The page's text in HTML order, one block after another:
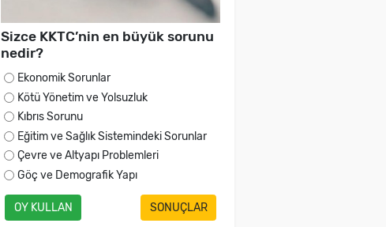
Sizce KKTC’nin en büyük sorunu
nedir?
Ekonomik Sorunlar
Kötü Yönetim ve Yolsuzluk
Kıbrıs Sorunu
Eğitim ve Sağlık Sistemindeki Sorunlar
Çevre ve Altyapı Problemleri
Göç ve Demografik Yapı
OY KULLAN SONUÇLAR